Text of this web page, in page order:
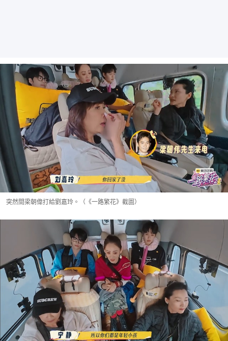
突然間梁朝偉打給劉嘉玲。（《一路繁花》截圖）